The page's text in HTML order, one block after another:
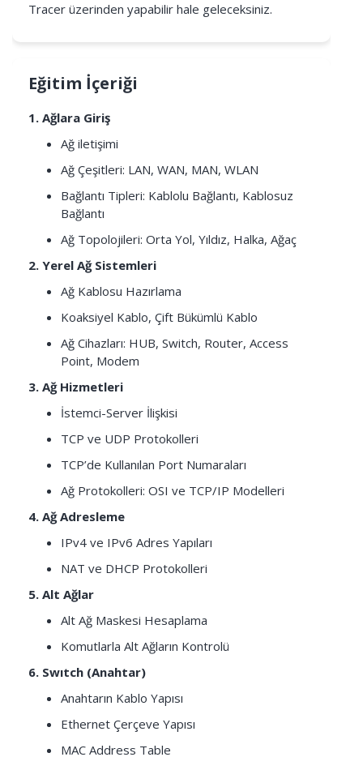
Tracer üzerinden yapabilir hale geleceksiniz.
Eğitim İçeriği
1. Ağlara Giriş
Ağ iletişimi
Ağ Çeşitleri: LAN, WAN, MAN, WLAN
Bağlantı Tipleri: Kablolu Bağlantı, Kablosuz
Bağlantı
Ağ Topolojileri: Orta Yol, Yıldız, Halka, Ağaç
2. Yerel Ağ Sistemleri
Ağ Kablosu Hazırlama
Koaksiyel Kablo, Çift Bükümlü Kablo
Ağ Cihazları: HUB, Switch, Router, Access
Point, Modem
3. Ağ Hizmetleri
İstemci-Server İlişkisi
TCP ve UDP Protokolleri
TCP’de Kullanılan Port Numaraları
Ağ Protokolleri: OSI ve TCP/IP Modelleri
4. Ağ Adresleme
IPv4 ve IPv6 Adres Yapıları
NAT ve DHCP Protokolleri
5. Alt Ağlar
Alt Ağ Maskesi Hesaplama
Komutlarla Alt Ağların Kontrolü
6. Swıtch (Anahtar)
Anahtarın Kablo Yapısı
Ethernet Çerçeve Yapısı
MAC Address Table